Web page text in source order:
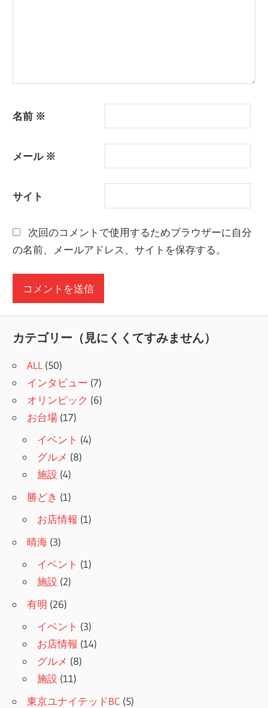
名前 ※
メール ※
サイト
次回のコメントで使用するためブラウザーに自分
の名前、メールアドレス、サイトを保存する。
カテゴリー（見にくくてすみません）
ALL (50)
インタビュー (7)
オリンピック (6)
お台場 (17)
イベント (4)
グルメ (8)
施設 (4)
勝どき (1)
お店情報 (1)
晴海 (3)
イベント (1)
施設 (2)
有明 (26)
イベント (3)
お店情報 (14)
グルメ (8)
施設 (11)
東京ユナイテッドBC (5)